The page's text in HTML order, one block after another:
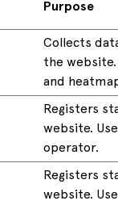
Purpose
Collects
the
and
Registers
website.
operator.
Registers
website.